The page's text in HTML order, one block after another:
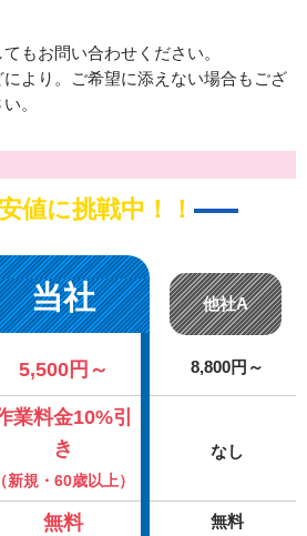
もお問い合わせください。
より。ご希望に添えない場合もござ
。
値に挑戦中！！
当社 他社A
5,500円～ 8,800円～
業料金10%引
き
（新規・60歳以上）
なし
無料 無料